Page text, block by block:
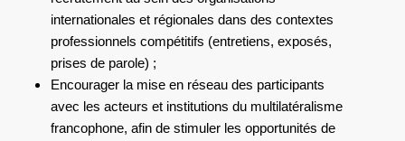
internationales et régionales dans des contextes
professionnels compétitifs (entretiens, exposés,
prises de parole) ;
Encourager la mise en réseau des participants
avec les acteurs et institutions du multilatéralisme
francophone, afin de stimuler les opportunités de